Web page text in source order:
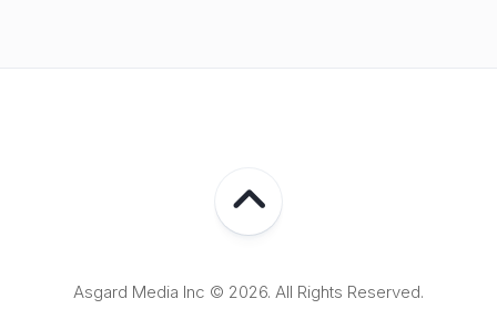
Asgard Media Inc © 2026. All Rights Reserved.